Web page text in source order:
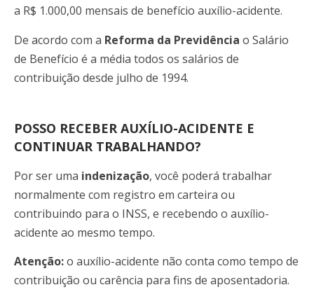
a R$ 1.000,00 mensais de benefício auxílio-acidente.
De acordo com a Reforma da Previdência o Salário
de Benefício é a média todos os salários de
contribuição desde julho de 1994.
POSSO RECEBER AUXÍLIO-ACIDENTE E
CONTINUAR TRABALHANDO?
Por ser uma indenização, você poderá trabalhar
normalmente com registro em carteira ou
contribuindo para o INSS, e recebendo o auxílio-
acidente ao mesmo tempo.
Atenção:o auxílio-acidente não conta como tempo de
contribuição ou carência para fins de aposentadoria.